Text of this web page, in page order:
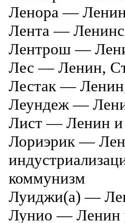
Ленора —
Лента —
Лентрош —
Лес — Ленин,
Лестак —
Леундеж —
Лист — Ленин и
Лориэрик —
коммунизм
Луиджи(а) —
Лунио — Ленин